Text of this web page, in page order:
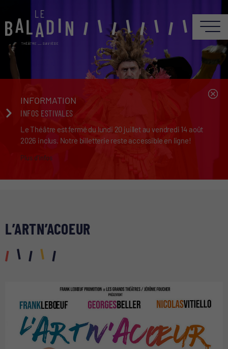
INFORMATION
INFOS ESTIVALES
Le Théâtre est fermé du lundi 20 juillet au vendredi 14 août
2026 inclus. Notre billetterie reste accessible en ligne!
Plus d'infos
L’ARTN’ACOEUR